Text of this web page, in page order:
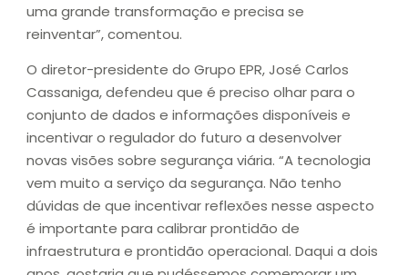
uma grande transformação e precisa se
reinventar”, comentou.
O diretor-presidente do Grupo EPR, José Carlos
Cassaniga, defendeu que é preciso olhar para o
conjunto de dados e informações disponíveis e
incentivar o regulador do futuro a desenvolver
novas visões sobre segurança viária. “A tecnologia
vem muito a serviço da segurança. Não tenho
dúvidas de que incentivar reflexões nesse aspecto
é importante para calibrar prontidão de
infraestrutura e prontidão operacional. Daqui a dois